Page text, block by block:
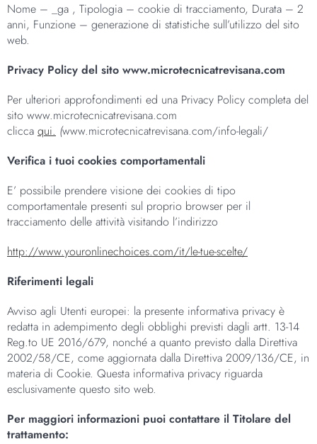
Nome – _ga , Tipologia – cookie di tracciamento, Durata – 2
anni, Funzione – generazione di statistiche sull’utilizzo del sito
web.
Privacy Policy del sito www.microtecnicatrevisana.com
Per ulteriori approfondimenti ed una Privacy Policy completa del
sito www.microtecnicatrevisana.com
clicca qui. (www.microtecnicatrevisana.com/info-legali/
Verifica i tuoi cookies comportamentali
E’ possibile prendere visione dei cookies di tipo
comportamentale presenti sul proprio browser per il
tracciamento delle attività visitando l’indirizzo
http://www.youronlinechoices.com/it/le-tue-scelte/
Riferimenti legali
Avviso agli Utenti europei: la presente informativa privacy è
redatta in adempimento degli obblighi previsti dagli artt. 13-14
Reg.to UE 2016/679, nonché a quanto previsto dalla Direttiva
2002/58/CE, come aggiornata dalla Direttiva 2009/136/CE, in
materia di Cookie. Questa informativa privacy riguarda
esclusivamente questo sito web.
Per maggiori informazioni puoi contattare il Titolare del
trattamento: